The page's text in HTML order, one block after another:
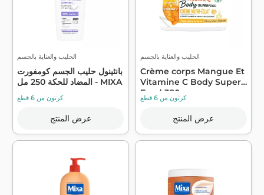
الحليب والعناية بالجسم
بانثينول حليب الجسم كومفورت
المضاد للحكة 250 مل - MIXA
كرتون من 6 قطع
عرض المنتج
الحليب والعناية بالجسم
Crème corps Mangue Et
Vitamine C Body Super
Food 380m...
كرتون من 6 قطع
عرض المنتج